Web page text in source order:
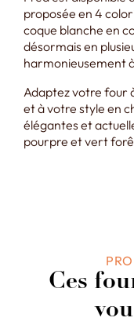
proposée en 4
coque blanche en
désormais en
harmonieusement
Adaptez votre four
et à votre style en
élégantes et
pourpre et vert
Ces